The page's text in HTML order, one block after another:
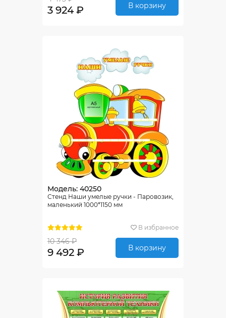
3 924 ₽ В корзину
Модель: 40250
Стенд Наши умелые ручки - Паровозик,
маленький 1000*1150 мм
В избранное
10 346 ₽
9 492 ₽ В корзину